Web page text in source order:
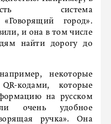
система
город».
и она в том числе
найти дорогу до
некоторые
кодами, которые
на русском
очень удобное
ручка». Она